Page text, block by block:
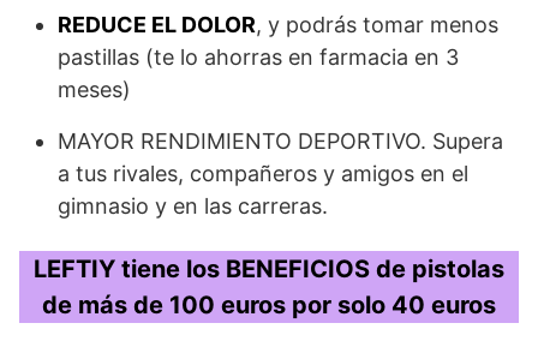
REDUCE EL DOLOR, y podrás tomar menos
pastillas (te lo ahorras en farmacia en 3
meses)
MAYOR RENDIMIENTO DEPORTIVO. Supera
a tus rivales, compañeros y amigos en el
gimnasio y en las carreras.
LEFTIY tiene los BENEFICIOS de pistolas
de más de 100 euros por solo 40 euros